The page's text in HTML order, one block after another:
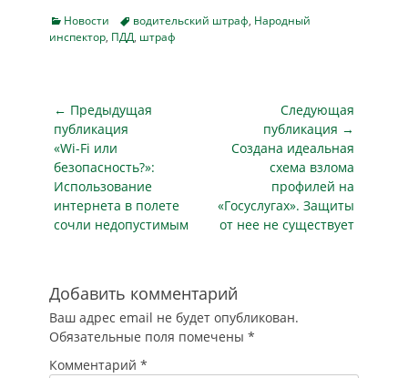
окончательно не
сервиса. Президент
поручил
внесением в
законодательство
соответствующих
поправок. К этой же
дате поручено
закончить работу
по внесению
изменений в
полномочий по
администрированию
штрафов с камер
от…
Categories
Новости Tagsводительский штраф, Народный
инспектор, ПДД, штраф
Навигация
по
записям
← Предыдущая
публикация
Предыдущая
публикация
«Wi-Fi или
безопасность?»:
Использование
интернета в полете
сочли недопустимым
Следующая
публикация →
Следующая
публикация
Создана идеальная
схема взлома
профилей на
«Госуслугах». Защиты
от нее не существует
Добавить комментарий
Ваш адрес email не будет опубликован.
Обязательные поля помечены *
Комментарий *